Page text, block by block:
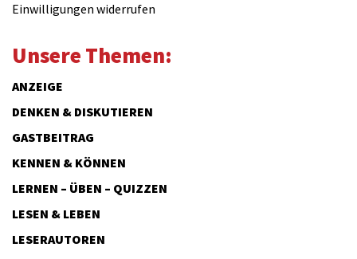
Einwilligungen widerrufen
Unsere Themen:
ANZEIGE
DENKEN & DISKUTIEREN
GASTBEITRAG
KENNEN & KÖNNEN
LERNEN – ÜBEN – QUIZZEN
LESEN & LEBEN
LESERAUTOREN